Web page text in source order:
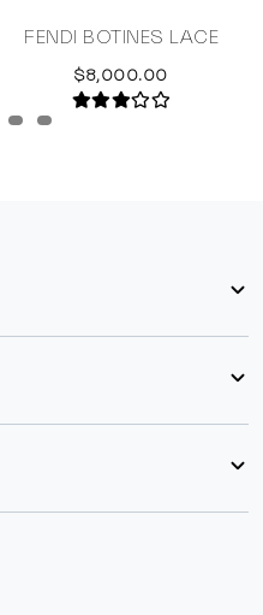
FENDI BOTINES LACE
$8,000.00